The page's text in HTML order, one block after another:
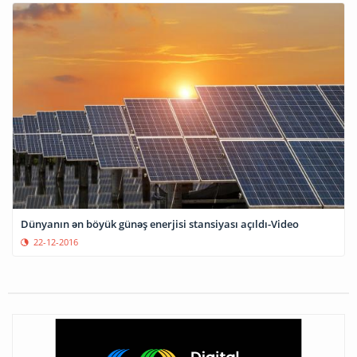
Dünyanın ən böyük günəş enerjisi stansiyası açıldı-Video
22-12-2016